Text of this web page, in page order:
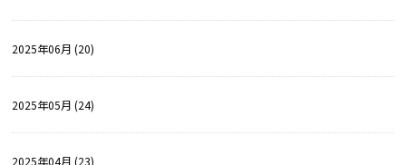
2025年06月 (20)
2025年05月 (24)
2025年04月 (23)